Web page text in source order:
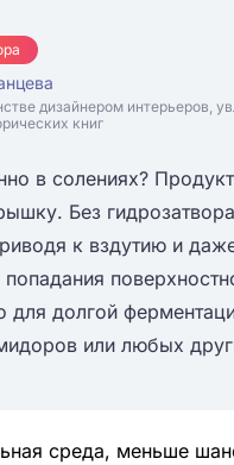
дизайнером интерьеров,
книг
в солениях?
Без
к вздутию и
для долгой
или любых
среда, меньше